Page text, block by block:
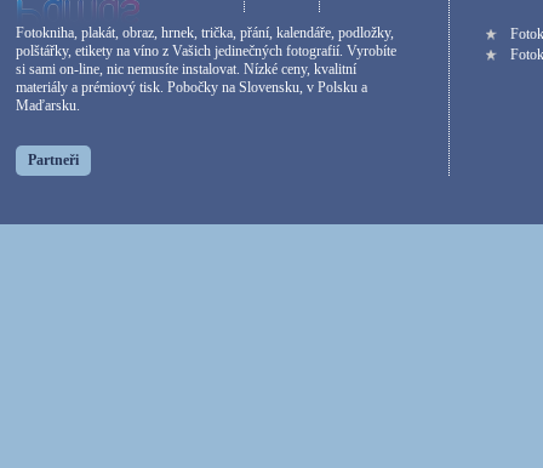
Partneři
Fotokniha, plakát, obraz, hrnek, trička, přání, kalendáře, podložky,
polštářky, etikety na víno z Vašich jedinečných fotografií. Vyrobíte
si sami on-line, nic nemusíte instalovat. Nízké ceny, kvalitní
materiály a prémiový tisk. Pobočky na Slovensku, v Polsku a
Maďarsku.